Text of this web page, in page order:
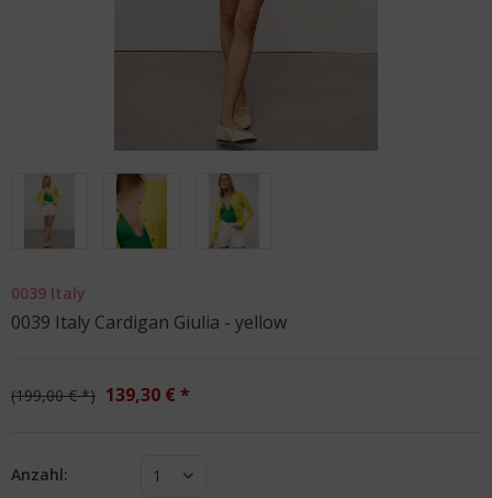
0039 Italy
0039 Italy Cardigan Giulia - yellow
199,00 € * 139,30 € *
Anzahl: 1